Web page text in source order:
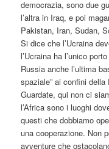
democrazia, sono due
l’altra in Iraq, e poi
Pakistan, Iran, Sudan,
Si dice che l’Ucraina
l’Ucraina ha l’unico
Russia anche l’ultima
spaziale” ai confini della
Guardate, qui non ci
l’Africa sono i luoghi
questi che dobbiamo
una cooperazione. Non
avventure che